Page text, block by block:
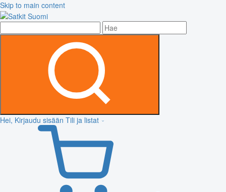
Skip to main content
Hei, Kirjaudu sisään Tili ja listat